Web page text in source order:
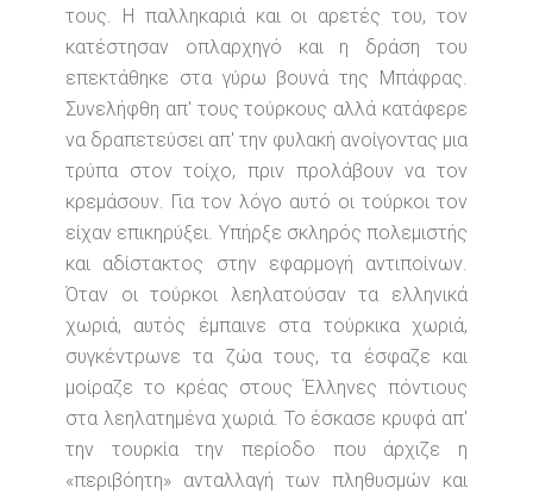
τους. Η παλληκαριά και οι αρετές του, τον
κατέστησαν οπλαρχηγό και η δράση του
επεκτάθηκε στα γύρω βουνά της Μπάφρας.
Συνελήφθη απ' τους τούρκους αλλά κατάφερε
να δραπετεύσει απ' την φυλακή ανοίγοντας μια
τρύπα στον τοίχο, πριν προλάβουν να τον
κρεμάσουν. Για τον λόγο αυτό οι τούρκοι τον
είχαν επικηρύξει. Υπήρξε σκληρός πολεμιστής
και αδίστακτος στην εφαρμογή αντιποίνων.
Όταν οι τούρκοι λεηλατούσαν τα ελληνικά
χωριά, αυτός έμπαινε στα τούρκικα χωριά,
συγκέντρωνε τα ζώα τους, τα έσφαζε και
μοίραζε το κρέας στους Έλληνες πόντιους
στα λεηλατημένα χωριά. Το έσκασε κρυφά απ'
την τουρκία την περίοδο που άρχιζε η
«περιβόητη» ανταλλαγή των πληθυσμών και